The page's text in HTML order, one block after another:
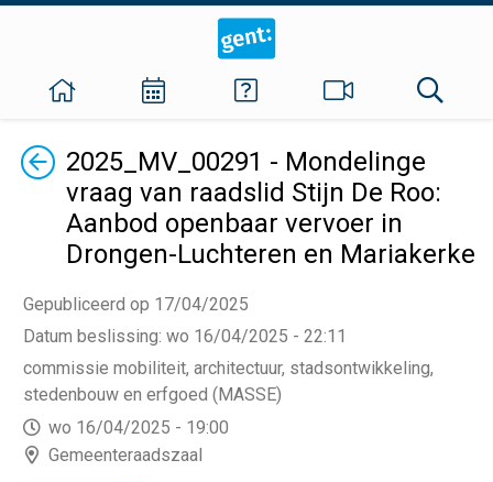
Terug2025_MV_00291 - Mondelinge
vraag van raadslid Stijn De Roo:
Aanbod openbaar vervoer in
Drongen-Luchteren en Mariakerke
Gepubliceerd op 17/04/2025
Datum beslissing: wo 16/04/2025 - 22:11
commissie mobiliteit, architectuur, stadsontwikkeling,
stedenbouw en erfgoed (MASSE)
wo 16/04/2025 - 19:00
Gemeenteraadszaal